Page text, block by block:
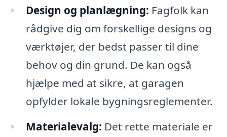
Design og planlægning: Fagfolk kan
rådgive dig om forskellige designs og
værktøjer, der bedst passer til dine
behov og din grund. De kan også
hjælpe med at sikre, at garagen
opfylder lokale bygningsreglementer.
Materialevalg: Det rette materiale er